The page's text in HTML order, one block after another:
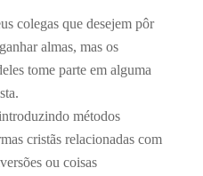
colegas que desejem pôr
almas, mas os
tome parte em alguma
métodos
cristãs relacionadas com
ou coisas